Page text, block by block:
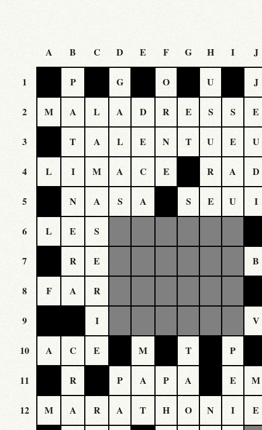
A B C D E F G H I J
1 P G O U J
2 M A L A D R E S S E
3 T A L E N T U E U
4 L I M A C E R A D
5 N A S A S E U I
6 L E S
7 R E B
8 F A R
9 I V
10 A C E M T P
11 R P A P A E M
12 M A R A T H O N I E